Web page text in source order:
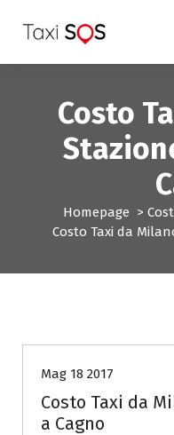
a
Costo
Homepage >
Costo Taxi da
Mag 18 2017
Costo Taxi da
a Cagno